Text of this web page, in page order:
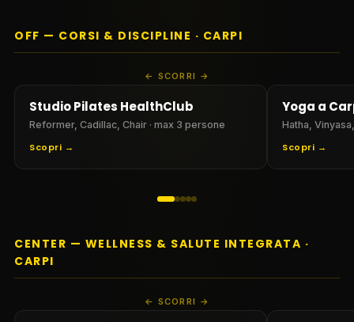
OFF — CORSI & DISCIPLINE · CARPI
SCORRI
Studio Pilates HealthClub
Reformer, Cadillac, Chair · max 3 persone
Scopri →
Yoga a
Hatha,
Scopri →
CENTER — WELLNESS & SALUTE INTEGRATA ·
CARPI
SCORRI